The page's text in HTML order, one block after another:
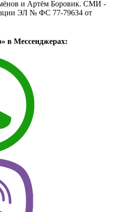
и Артём Боровик. CМИ -
ЭЛ № ФС 77-79634 от
в Мессенджерах: